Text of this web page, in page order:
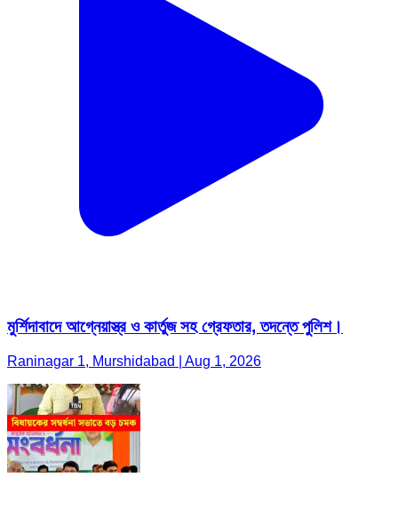
মুর্শিদাবাদে আগ্নেয়াস্ত্র ও কার্তুজ সহ গ্রেফতার, তদন্তে পুলিশ।
Raninagar 1, Murshidabad | Aug 1, 2026